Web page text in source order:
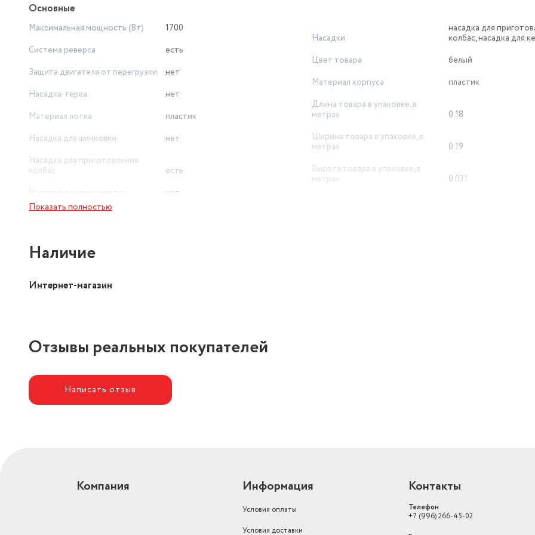
Основные
Максимальная мощность (Вт)
1700
Система реверса
есть
Защита двигателя от перегрузки
нет
Насадка-терка
нет
Материал лотка
пластик
Насадка для шинковки
нет
Насадка для приготовления
колбас
есть
нет
Насадки
насадка для
колбас, насадка для
Цвет товара
белый
Материал корпуса
пластик
Длина товара в упаковке, в
метрах
0.18
Ширина товара в упаковке, в
метрах
0.19
Высота товара в упаковке, в
метрах
0.031
Показать полностью
Наличие
Интернет-магазин
Отзывы реальных покупателей
Написать отзыв
Компания Информация
Условия оплаты
Условия доставки
Контакты
Телефон
+7 (996) 266-45-02